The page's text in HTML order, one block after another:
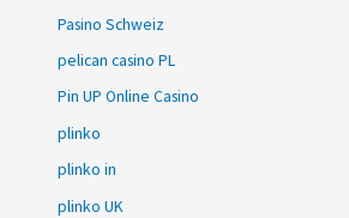
Pasino Schweiz
pelican casino PL
Pin UP Online Casino
plinko
plinko in
plinko UK